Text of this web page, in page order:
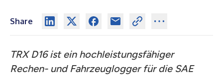
Share
TRX D16 ist ein hochleistungsfähiger
Rechen- und Fahrzeuglogger für die SAE